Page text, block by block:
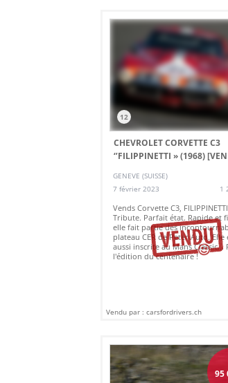
12
CHEVROLET CORVETTE C3
‘’FILIPPINETTI » (1968)
GENEVE (SUISSE)
7 février 2023
1
Vends Corvette C3, FILIPPINETTI
Tribute. Parfait état. Rapide et
elle fait partie des
plateau CER de Peter Auto. Elle
aussi inscrite au Mans Classic...
l'édition du centenaire !
Vendu par : carsfordrivers.ch
95